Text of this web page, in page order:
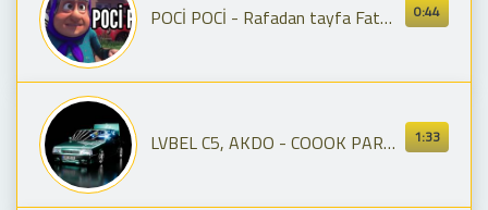
0:44
POCİ POCİ - Rafadan tayfa Fatma nine
1:33
LVBEL C5, AKDO - COOOK PARDON